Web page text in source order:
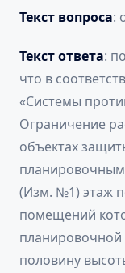
Текст вопроса:
Текст ответа:
что в
«Системы
Ограничение
объектах
(Изм. №1) этаж
помещений
планировочной
половину